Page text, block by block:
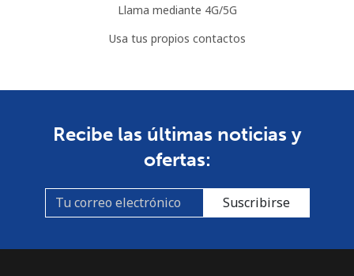
Llama mediante 4G/5G
Usa tus propios contactos
Recibe las últimas noticias y
ofertas:
Suscribirse